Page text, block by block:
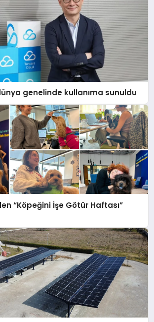
genelinde kullanıma sunuldu
“Köpeğini İşe Götür Haftası”